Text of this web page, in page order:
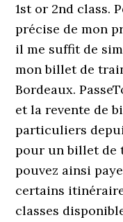
1st or 2nd class.
précise de mon
il me suffit de
mon billet de
Bordeaux.
et la revente de
particuliers
pour un billet de
pouvez ainsi
certains
classes